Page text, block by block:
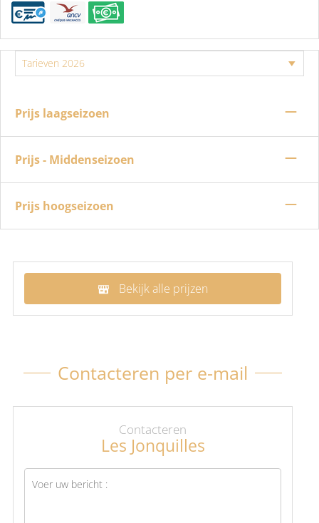
Prijs laagseizoen —
Prijs - Middenseizoen —
Prijs hoogseizoen —
Bekijk alle prijzen
Contacteren per e-mail
Contacteren
Les Jonquilles